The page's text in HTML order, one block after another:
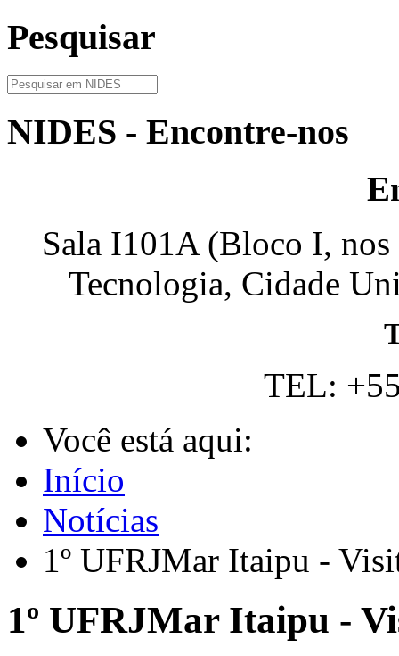
Pesquisar
NIDES - Encontre-nos
Sala I101A (Bloco I,
Tecnologia, Cidade
TEL:
Você está aqui:
Início
Notícias
1º UFRJMar Itaipu -
1º UFRJMar Itaipu -